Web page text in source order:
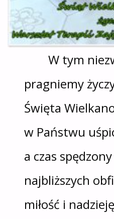
W tym
pragniemy
Święta
w Państwu
a czas
najbliższych
miłość i